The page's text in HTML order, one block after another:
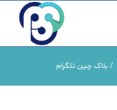
/ بلاک چین تلگرام